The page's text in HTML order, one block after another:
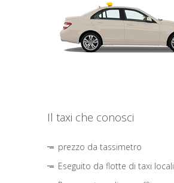
Il taxi che conosci
prezzo da tassimetro
Eseguito da flotte di taxi locali